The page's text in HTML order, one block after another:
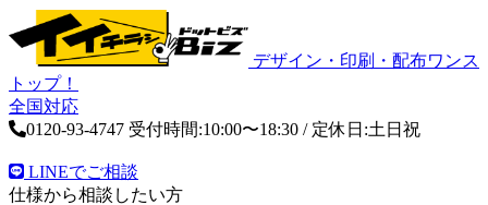
デザイン・印刷・配布ワンス
トップ！
全国対応
0120-93-4747 受付時間:10:00〜18:30 / 定休日:土日祝
LINEでご相談
仕様から相談したい方